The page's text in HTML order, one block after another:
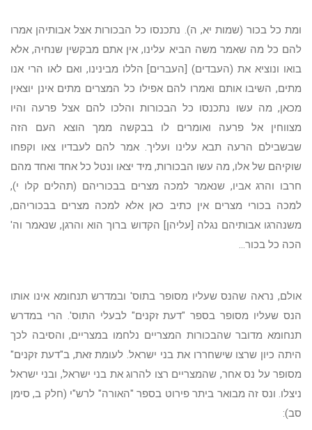
ומת כל בכור (שמות יא, ה). נתכנסו כל הבכורות אצל אבותיהן אמרו
להם כל מה שאמר משה הביא עלינו, אין אתם מבקשין שנחיה, אלא
בואו ונוציא את (העבדים) [העברים] הללו מבינינו, ואם לאו הרי אנו
מתים, השיבו אותם ואמרו להם אפילו כל המצרים מתים אינן יוצאין
מכאן, מה עשו נתכנסו כל הבכורות והלכו להם אצל פרעה והיו
מצווחין אל פרעה ואומרים לו בבקשה ממך הוצא העם הזה
שבשבילם הרעה תבא עלינו ועליך. אמר להם לעבדיו צאו וקפחו
שוקיהם של אלו, מה עשו הבכורות, מיד יצאו ונטל כל אחד ואחד מהם
חרבו והרג אביו, שנאמר למכה מצרים בבכוריהם (תהלים קלו י),
למכה בכורי מצרים אין כתיב כאן אלא למכה מצרים בבכוריהם,
משנהרגו אבותיהם נגלה [עליהן] הקדוש ברוך הוא והרגן, שנאמר וה'
הכה כל בכור...
אולם, נראה שהנס שעליו מסופר בתוס' ובמדרש תנחומא אינו אותו
הנס שעליו מסופר בספר "דעת זקנים" לבעלי התוס'. הרי במדרש
תנחומא מדובר שהבכורות המצריים נלחמו במצריים, והסיבה לכך
היתה כיון שרצו שישחררו את בני ישראל. לעומת זאת, ב"דעת זקנים"
מסופר על נס אחר, שהמצריים רצו להרוג את בני ישראל, ובני ישראל
ניצלו. ונס זה מבואר ביתר פירוט בספר "האורה" לרש"י (חלק ב, סימן
סב):